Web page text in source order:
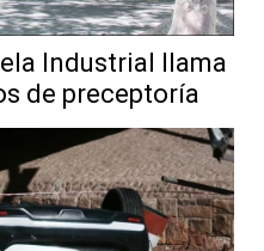
Industrial llama
de preceptoría